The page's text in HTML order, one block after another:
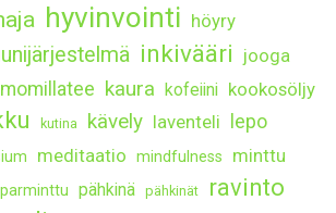
hyvinvointi höyry
inkivääri jooga
kaura kofeiini kookosöljy
kutina kävely laventeli lepo
meditaatio mindfulness minttu
pähkinä pähkinät ravinto